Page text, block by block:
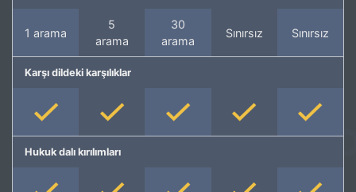
1 arama
5
arama
30
arama
Sınırsız Sınırsız
Karşı dildeki karşılıklar
Hukuk dalı kırılımları